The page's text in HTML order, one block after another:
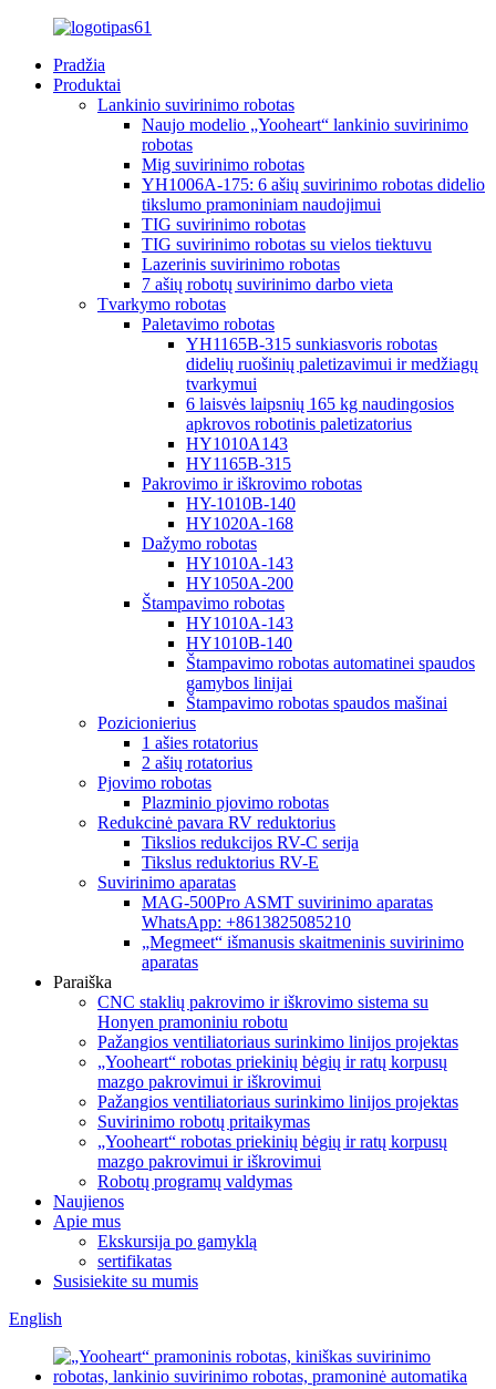
Pradžia
Produktai
Lankinio suvirinimo robotas
Naujo modelio „Yooheart“ lankinio suvirinimo
robotas
Mig suvirinimo robotas
YH1006A-175: 6 ašių suvirinimo robotas didelio
tikslumo pramoniniam naudojimui
TIG suvirinimo robotas
TIG suvirinimo robotas su vielos tiektuvu
Lazerinis suvirinimo robotas
7 ašių robotų suvirinimo darbo vieta
Tvarkymo robotas
Paletavimo robotas
YH1165B-315 sunkiasvoris robotas
didelių ruošinių paletizavimui ir medžiagų
tvarkymui
6 laisvės laipsnių 165 kg naudingosios
apkrovos robotinis paletizatorius
HY1010A143
HY1165B-315
Pakrovimo ir iškrovimo robotas
HY-1010B-140
HY1020A-168
Dažymo robotas
HY1010A-143
HY1050A-200
Štampavimo robotas
HY1010A-143
HY1010B-140
Štampavimo robotas automatinei spaudos
gamybos linijai
Štampavimo robotas spaudos mašinai
Pozicionierius
1 ašies rotatorius
2 ašių rotatorius
Pjovimo robotas
Plazminio pjovimo robotas
Redukcinė pavara RV reduktorius
Tikslios redukcijos RV-C serija
Tikslus reduktorius RV-E
Suvirinimo aparatas
MAG-500Pro ASMT suvirinimo aparatas
WhatsApp: +8613825085210
„Megmeet“ išmanusis skaitmeninis suvirinimo
aparatas
Paraiška
CNC staklių pakrovimo ir iškrovimo sistema su
Honyen pramoniniu robotu
Pažangios ventiliatoriaus surinkimo linijos projektas
„Yooheart“ robotas priekinių bėgių ir ratų korpusų
mazgo pakrovimui ir iškrovimui
Pažangios ventiliatoriaus surinkimo linijos projektas
Suvirinimo robotų pritaikymas
„Yooheart“ robotas priekinių bėgių ir ratų korpusų
mazgo pakrovimui ir iškrovimui
Robotų programų valdymas
Naujienos
Apie mus
Ekskursija po gamyklą
sertifikatas
Susisiekite su mumis
English